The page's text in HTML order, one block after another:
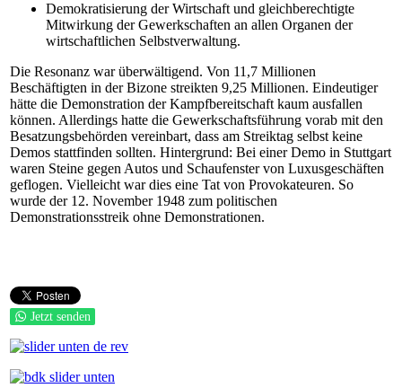
Demokratisierung der Wirtschaft und gleichberechtigte
Mitwirkung der Gewerkschaften an allen Organen der
wirtschaftlichen Selbstverwaltung.
Die Resonanz war überwältigend. Von 11,7 Millionen
Beschäftigten in der Bizone streikten 9,25 Millionen. Eindeutiger
hätte die Demonstration der Kampfbereitschaft kaum ausfallen
können. Allerdings hatte die Gewerkschaftsführung vorab mit den
Besatzungsbehörden vereinbart, dass am Streiktag selbst keine
Demos stattfinden sollten. Hintergrund: Bei einer Demo in Stuttgart
waren Steine gegen Autos und Schaufenster von Luxusgeschäften
geflogen. Vielleicht war dies eine Tat von Provokateuren. So
wurde der 12. November 1948 zum politischen
Demonstrationsstreik ohne Demonstrationen.
Jetzt senden